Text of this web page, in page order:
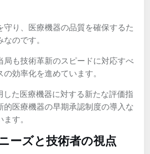
守り、医療機器の品質を確保するた
のです。
局も技術革新のスピードに対応すべ
の効率化を進めています。
した医療機器に対する新たな評価指
的医療機器の早期承認制度の導入な
す。
ーズと技術者の視点